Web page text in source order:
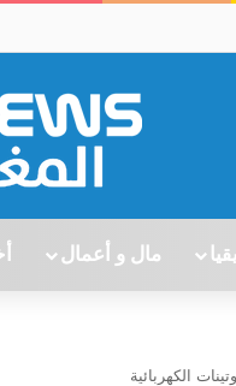
مال و أعمال
الكهربائية